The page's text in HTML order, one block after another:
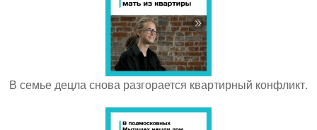
В семье децла снова разгорается квартирный конфликт.